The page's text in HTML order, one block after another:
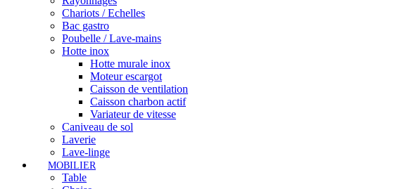
Chariots / Echelles
Bac gastro
Poubelle / Lave-mains
Hotte inox
Hotte murale inox
Moteur escargot
Caisson de ventilation
Caisson charbon actif
Variateur de vitesse
Caniveau de sol
Laverie
Lave-linge
MOBILIER
Table